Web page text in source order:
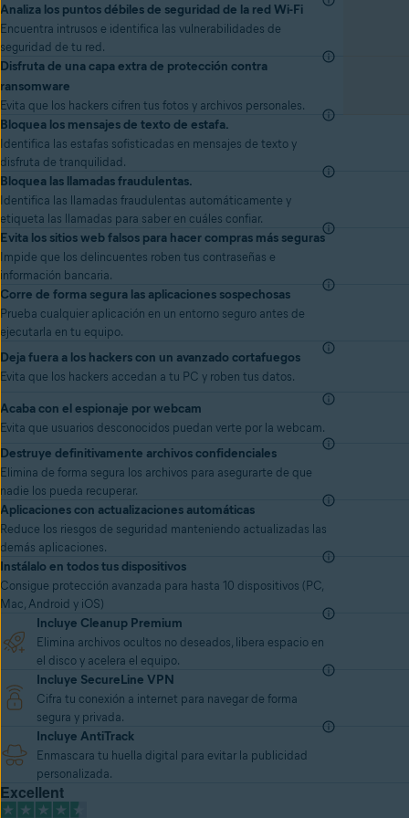
Analiza los puntos débiles de seguridad de la red Wi-Fi
Encuentra intrusos e identifica las vulnerabilidades de
seguridad de tu red.
Disfruta de una capa extra de protección contra
ransomware
Evita que los hackers cifren tus fotos y archivos personales.
Bloquea los mensajes de texto de estafa.
Identifica las estafas sofisticadas en mensajes de texto y
disfruta de tranquilidad.
Bloquea las llamadas fraudulentas.
Identifica las llamadas fraudulentas automáticamente y
etiqueta las llamadas para saber en cuáles confiar.
Evita los sitios web falsos para hacer compras más seguras
Impide que los delincuentes roben tus contraseñas e
información bancaria.
Corre de forma segura las aplicaciones sospechosas
Prueba cualquier aplicación en un entorno seguro antes de
ejecutarla en tu equipo.
Deja fuera a los hackers con un avanzado cortafuegos
Evita que los hackers accedan a tu PC y roben tus datos.
Acaba con el espionaje por webcam
Evita que usuarios desconocidos puedan verte por la webcam.
Destruye definitivamente archivos confidenciales
Elimina de forma segura los archivos para asegurarte de que
nadie los pueda recuperar.
Aplicaciones con actualizaciones automáticas
Reduce los riesgos de seguridad manteniendo actualizadas las
demás aplicaciones.
Instálalo en todos tus dispositivos
Consigue protección avanzada para hasta 10 dispositivos (PC,
Mac, Android y iOS)
Incluye Cleanup Premium
Elimina archivos ocultos no deseados, libera espacio en
el disco y acelera el equipo.
Incluye SecureLine VPN
Cifra tu conexión a internet para navegar de forma
segura y privada.
Incluye AntiTrack
Enmascara tu huella digital para evitar la publicidad
personalizada.
Excellent